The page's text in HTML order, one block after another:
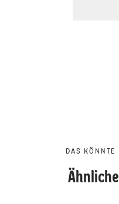
DAS KÖNNTE